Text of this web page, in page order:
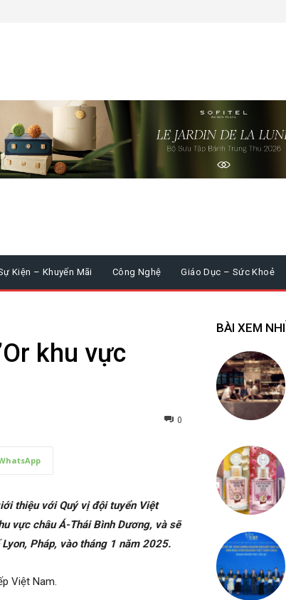
Kiện – Khuyến Mãi Công Nghệ Giáo Dục – Sức Khoẻ
khu vực
0
thiệu với Quý vị đội tuyển Việt
vực châu Á-Thái Bình Dương, và sẽ
Pháp, vào tháng 1 năm 2025.
Việt Nam.
BÀI XEM